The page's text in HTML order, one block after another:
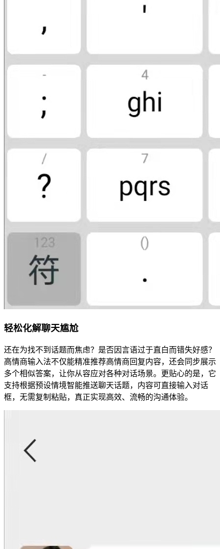
轻松化解聊天尴尬
还在为找不到话题而焦虑？是否因言语过于直白而错失好感？
高情商输入法不仅能精准推荐高情商回复内容，还会同步展示
多个相似答案，让你从容应对各种对话场景。更贴心的是，它
支持根据预设情境智能推送聊天话题，内容可直接输入对话
框，无需复制粘贴，真正实现高效、流畅的沟通体验。